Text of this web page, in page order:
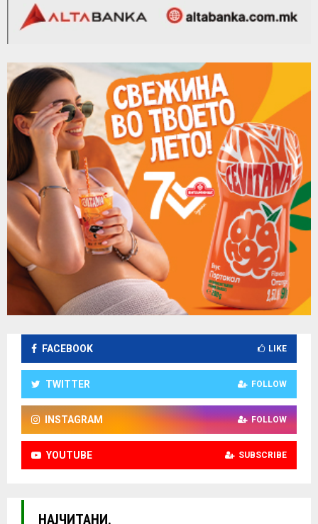
FACEBOOK LIKE
TWITTER FOLLOW
INSTAGRAM FOLLOW
YOUTUBE SUBSCRIBE
НАЈЧИТАНИ.